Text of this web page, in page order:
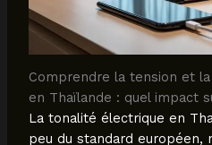
Comprendre la tension et
en Thaïlande : quel impact
La tonalité électrique en
peu du standard européen,